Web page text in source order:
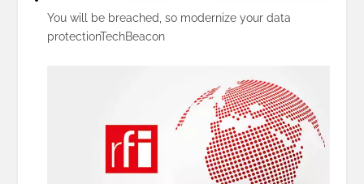
You will be breached, so modernize your data
protectionTechBeacon